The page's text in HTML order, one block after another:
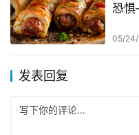
恐
05/
发表回复